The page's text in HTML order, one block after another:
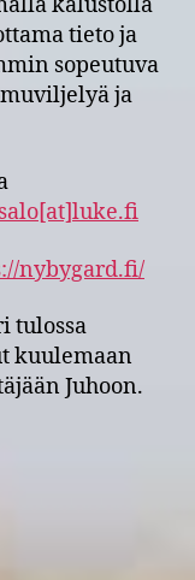
tieto ja
sopeutuva
ja
nybygard.fi/
tulossa
kuulemaan
Juhoon.